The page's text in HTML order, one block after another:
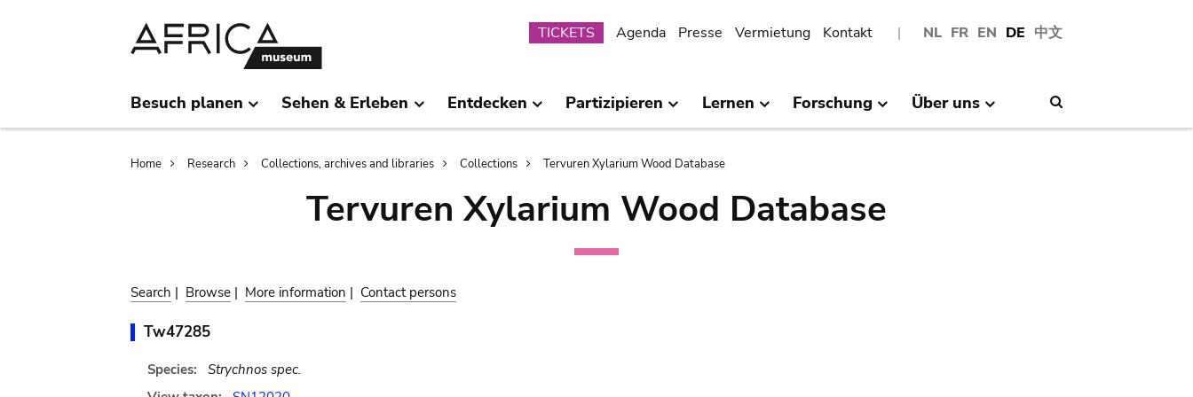
NL FR EN DE 中文
Submenu
TICKETS Agenda Presse Vermietung Kontakt
Besuch planen Sehen & Erleben Entdecken Partizipieren Lernen Forschung Über uns
Breadcrumb
Home Research Collections, archives and libraries Collections Tervuren Xylarium Wood Database
Tervuren Xylarium Wood Database
Search | Browse | More information | Contact persons
Tw47285
Species:
Strychnos spec.